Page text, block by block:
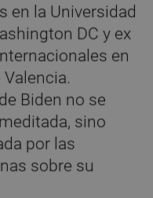
en la Universidad
DC y ex
en
Biden no se
sino
por las
sobre su